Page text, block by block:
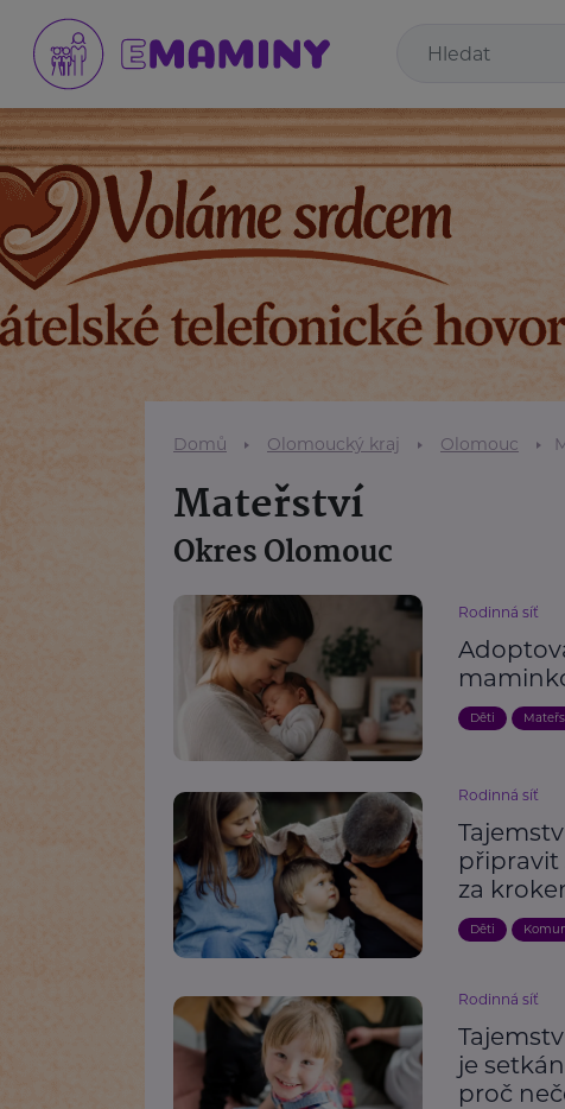
Domů Olomoucký kraj Olomouc
Mateřství
Okres Olomouc
Rodinná síť
Děti
Rodinná síť
připravit
za
Děti
Rodinná síť
je
proč